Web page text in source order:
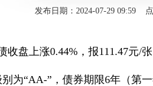
发布日期：2024-07-29 09:59
盘上涨0.44%，报111.47元/
为“AA-”，债券期限6年（第